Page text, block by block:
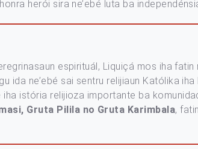
herói sira ne’ebé luta ba
espirituál, Liquiçá mos iha fatin
ida ne’ebé sai sentru relijiaun Katólika iha
iha istória relijioza importante ba
Gruta Pilila no Gruta Karimbala,